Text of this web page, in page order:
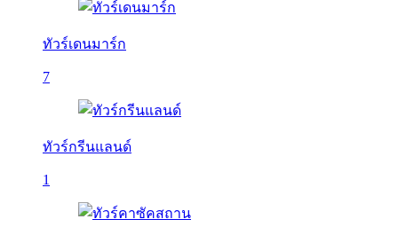
ทัวร์เดนมาร์ก
7
ทัวร์กรีนแลนด์
1